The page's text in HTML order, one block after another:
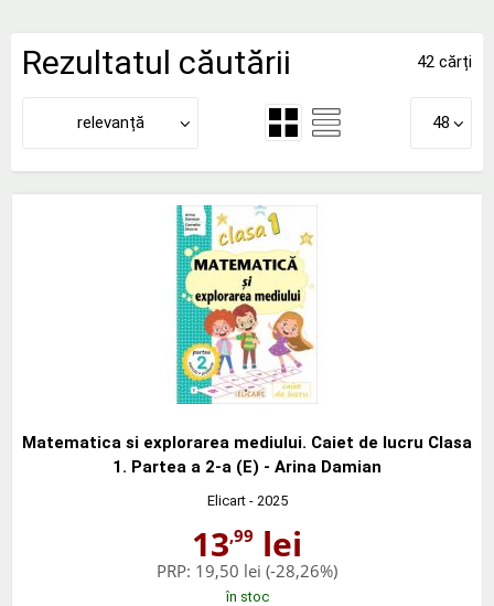
Rezultatul căutării 42 cărți
relevanță 48
Matematica si explorarea mediului. Caiet de lucru Clasa
1. Partea a 2-a (E) - Arina Damian
Elicart- 2025
13,99 lei
PRP: 19,50 lei (-28,26%)
în stoc